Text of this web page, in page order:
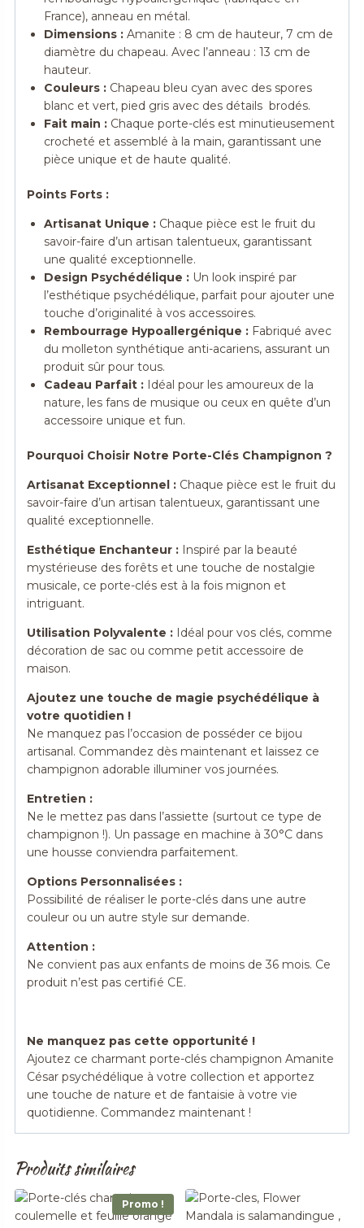
France), anneau en métal.
Dimensions : Amanite : 8 cm de hauteur, 7 cm de
diamètre du chapeau. Avec l’anneau : 13 cm de
hauteur.
Couleurs : Chapeau bleu cyan avec des spores
blanc et vert, pied gris avec des détails brodés.
Fait main : Chaque porte-clés est minutieusement
crocheté et assemblé à la main, garantissant une
pièce unique et de haute qualité.
Points Forts :
Artisanat Unique : Chaque pièce est le fruit du
savoir-faire d’un artisan talentueux, garantissant
une qualité exceptionnelle.
Design Psychédélique : Un look inspiré par
l’esthétique psychédélique, parfait pour ajouter une
touche d’originalité à vos accessoires.
Rembourrage Hypoallergénique : Fabriqué avec
du molleton synthétique anti-acariens, assurant un
produit sûr pour tous.
Cadeau Parfait : Idéal pour les amoureux de la
nature, les fans de musique ou ceux en quête d’un
accessoire unique et fun.
Pourquoi Choisir Notre Porte-Clés Champignon ?
Artisanat Exceptionnel : Chaque pièce est le fruit du
savoir-faire d’un artisan talentueux, garantissant une
qualité exceptionnelle.
Esthétique Enchanteur : Inspiré par la beauté
mystérieuse des forêts et une touche de nostalgie
musicale, ce porte-clés est à la fois mignon et
intriguant.
Utilisation Polyvalente : Idéal pour vos clés, comme
décoration de sac ou comme petit accessoire de
maison.
Ajoutez une touche de magie psychédélique à
votre quotidien !
Ne manquez pas l’occasion de posséder ce bijou
artisanal. Commandez dès maintenant et laissez ce
champignon adorable illuminer vos journées.
Entretien :
Ne le mettez pas dans l’assiette (surtout ce type de
champignon !). Un passage en machine à 30°C dans
une housse conviendra parfaitement.
Options Personnalisées :
Possibilité de réaliser le porte-clés dans une autre
couleur ou un autre style sur demande.
Attention :
Ne convient pas aux enfants de moins de 36 mois. Ce
produit n’est pas certifié CE.
Ne manquez pas cette opportunité !
Ajoutez ce charmant porte-clés champignon Amanite
César psychédélique à votre collection et apportez
une touche de nature et de fantaisie à votre vie
quotidienne. Commandez maintenant !
Produits similaires
Promo !